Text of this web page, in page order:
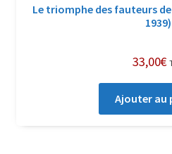
Le triomphe des fauteurs
1939)
33,00€
Ajouter au